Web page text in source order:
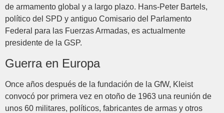
de armamento global y a largo plazo. Hans-Peter Bartels,
político del SPD y antiguo Comisario del Parlamento
Federal para las Fuerzas Armadas, es actualmente
presidente de la GSP.
Guerra en Europa
Once años después de la fundación de la GfW, Kleist
convocó por primera vez en otoño de 1963 una reunión de
unos 60 militares, políticos, fabricantes de armas y otros